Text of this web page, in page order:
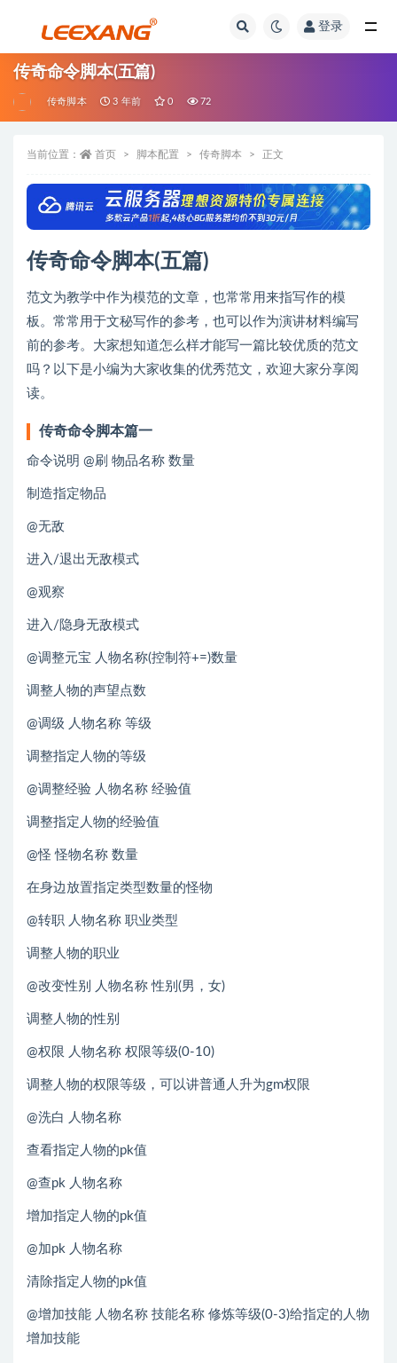
登录
传奇命令脚本(五篇)
传奇脚本 3 年前 0 72
当前位置： 首页 脚本配置 传奇脚本 正文
传奇命令脚本(五篇)
范文为教学中作为模范的文章，也常常用来指写作的模
板。常常用于文秘写作的参考，也可以作为演讲材料编写
前的参考。大家想知道怎么样才能写一篇比较优质的范文
吗？以下是小编为大家收集的优秀范文，欢迎大家分享阅
读。
传奇命令脚本篇一
命令说明 @刷 物品名称 数量
制造指定物品
@无敌
进入/退出无敌模式
@观察
进入/隐身无敌模式
@调整元宝 人物名称(控制符+=)数量
调整人物的声望点数
@调级 人物名称 等级
调整指定人物的等级
@调整经验 人物名称 经验值
调整指定人物的经验值
@怪 怪物名称 数量
在身边放置指定类型数量的怪物
@转职 人物名称 职业类型
调整人物的职业
@改变性别 人物名称 性别(男，女)
调整人物的性别
@权限 人物名称 权限等级(0-10)
调整人物的权限等级，可以讲普通人升为gm权限
@洗白 人物名称
查看指定人物的pk值
@查pk 人物名称
增加指定人物的pk值
@加pk 人物名称
清除指定人物的pk值
@增加技能 人物名称 技能名称 修炼等级(0-3)给指定的人物
增加技能